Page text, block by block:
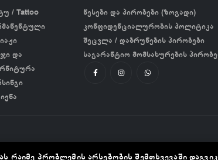
/ Tattoo
და
წესები და პირობები (ზოგადი)
კონფიდენციალურობის პოლიტიკა
შეცვლა / დაბრუნების პირობები
საგარანტიო მომსახურების
რაიმე პრობლემის არსებობის შემთხვევაში